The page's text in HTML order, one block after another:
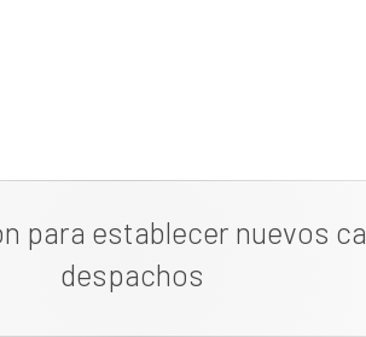
para establecer nuevos
despachos